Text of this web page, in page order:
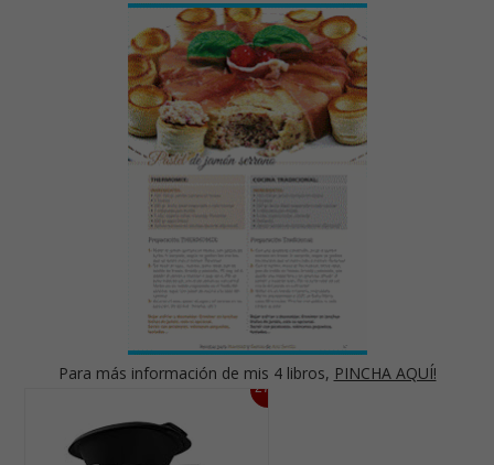
Para más información de mis 4 libros, PINCHA AQUÍ!
27%